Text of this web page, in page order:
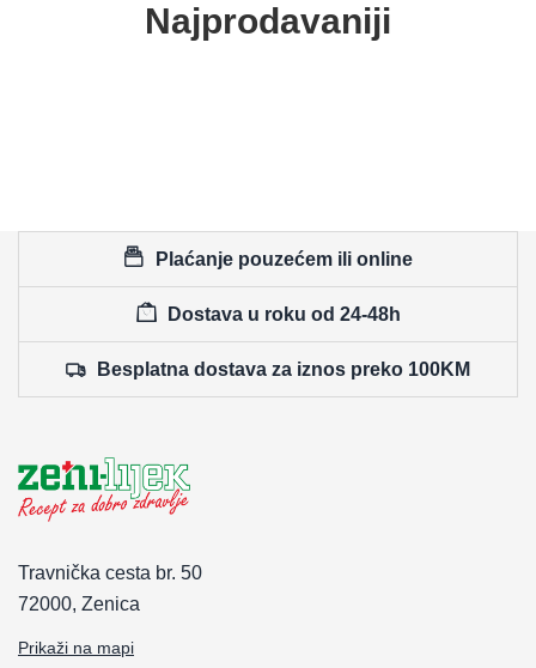
Najprodavaniji
Plaćanje pouzećem ili online
Dostava u roku od 24-48h
Besplatna dostava za iznos preko 100KM
Travnička cesta br. 50
72000, Zenica
Prikaži na mapi